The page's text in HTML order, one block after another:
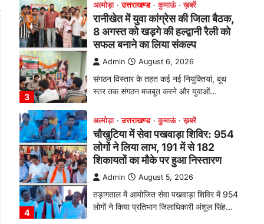
4
लोगों ने लिया लाभ, 191 में से 182
शिकायतों का मौके पर हुआ निस्तारण
Admin August 5, 2026
लोगों ने किया प्रतिभाग जिलाधिकारी अंशुल सिंह…
1
अल्मोड़ा उत्तराखण्ड कुमाऊं ख़बरें धार्मिक
चतुर्थ दिवस धूमधाम से मनाया गया
श्रीकृष्ण जन्मोत्सव, राज्य मंत्री कैलाश
पंत ने किया कथा श्रवण
Admin August 6, 2026
रानीखेत। मानिला देवी मंदिर, कमराड़/विनायक क्षेत्र
में आयोजित श्रीमद्भागवत कथा के चतुर्थ दिवस
गुरुवार को…